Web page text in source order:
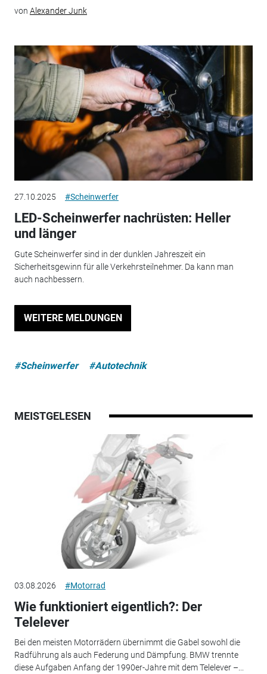
von Alexander Junk
27.10.2025 #Scheinwerfer
LED-Scheinwerfer nachrüsten: Heller
und länger
Gute Scheinwerfer sind in der dunklen Jahreszeit ein
Sicherheitsgewinn für alle Verkehrsteilnehmer. Da kann man
auch nachbessern.
WEITERE MELDUNGEN
#Scheinwerfer #Autotechnik
MEISTGELESEN
03.08.2026 #Motorrad
Wie funktioniert eigentlich?: Der
Telelever
Bei den meisten Motorrädern übernimmt die Gabel sowohl die
Radführung als auch Federung und Dämpfung. BMW trennte
diese Aufgaben Anfang der 1990er-Jahre mit dem Telelever –...